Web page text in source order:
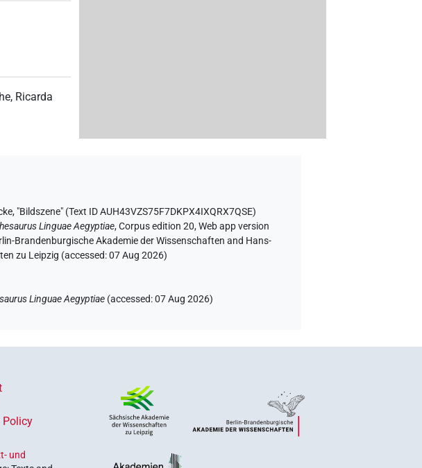
, Ricarda
, "Bildszene" (Text ID AUH43VZS75F7DKPX4IXQRX7QSE)
Linguae Aegyptiae,Corpus edition 20, Web app version
Brandenburgische Akademie der Wissenschaften and Hans-
zu Leipzig (accessed:07 Aug 2026)
Linguae Aegyptiae (accessed:07 Aug 2026)
Policy
und